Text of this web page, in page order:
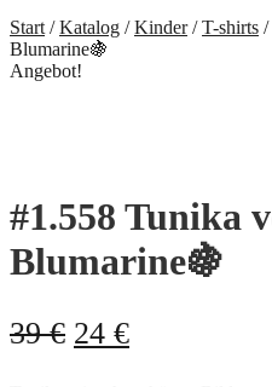
Start /Katalog /Kinder/T-shirts /
Blumarine🍇
Angebot!
#1.558 Tunika
Blumarine🍇
39€ Ursprünglicher
24 €Aktueller